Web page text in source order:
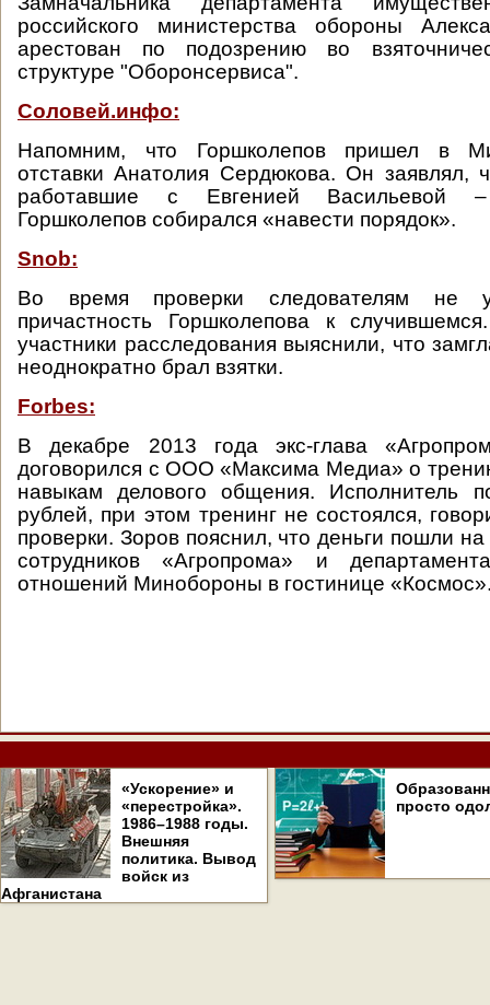
российского министерства обороны
арестован по подозрению во
структуре "Оборонсервиса".
Соловей.инфо:
Напомним, что Горшколепов пришел в
отставки Анатолия Сердюкова. Он заявлял,
работавшие с Евгенией Васильевой –
Горшколепов собирался «навести порядок».
Snob:
Во время проверки следователям не
причастность Горшколепова к
участники расследования выяснили, что
неоднократно брал взятки.
Forbes:
В декабре 2013 года экс-глава
договорился с ООО «Максима Медиа» о
навыкам делового общения. Исполнитель
рублей, при этом тренинг не состоялся,
проверки. Зоров пояснил, что деньги пошли
сотрудников «Агропрома» и
отношений Минобороны в гостинице
«Ускорение» и
«перестройка».
1986–1988 годы.
Внешняя
политика. Вывод
войск из
Афганистана
просто